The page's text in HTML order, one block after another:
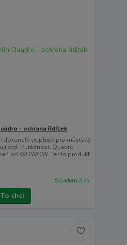
- ochrana řídítek
dokonalý doplněk pro městské
styl i funkčnost. Quadro
od WOWOW. Tento produkt
Skladem 3 ks
To chci